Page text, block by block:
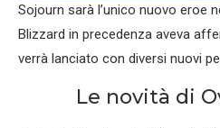
Sojourn sarà l’unico nuovo eroe
Blizzard in precedenza aveva
verrà lanciato con diversi nuovi
Le novità di